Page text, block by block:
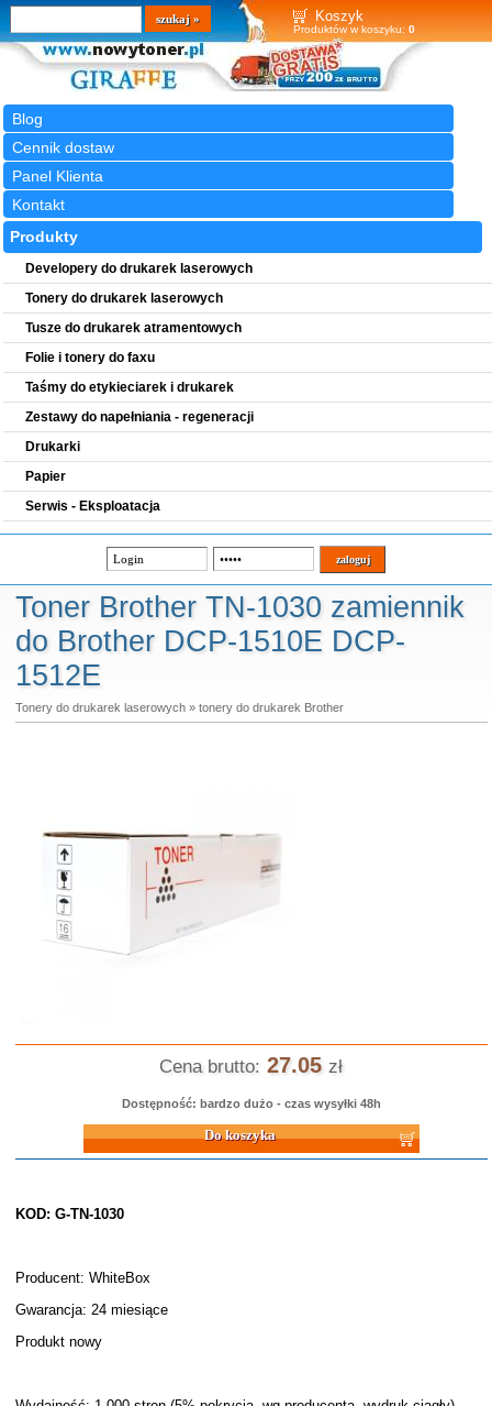
Koszyk
Produktów w koszyku: 0
Blog
Cennik dostaw
Panel Klienta
Kontakt
Wyszukiwarka
szukaj
Produkty
Developery do drukarek laserowych
Tonery do drukarek laserowych
Tusze do drukarek atramentowych
Folie i tonery do faxu
Taśmy do etykieciarek i drukarek
Zestawy do napełniania - regeneracji
Drukarki
Papier
Serwis - Eksploatacja
Toner Brother TN-1030 zamiennik
do Brother DCP-1510E DCP-
1512E
Tonery do drukarek laserowych» tonery do drukarek Brother
Cena brutto: 27.05 zł
Dostępność: bardzo dużo - czas wysyłki 48h
Do koszyka
KOD: G-TN-1030
Producent: WhiteBox
Gwarancja: 24 miesiące
Produkt nowy